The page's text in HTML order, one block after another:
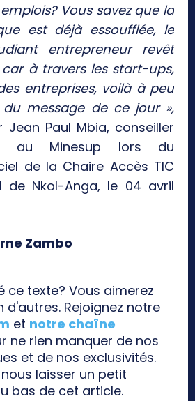
Vous savez que la
est déjà essoufflée, le
entrepreneur revêt
à travers les start-ups,
entreprises, voilà à peu
du message de ce jour »,
Paul Mbia, conseiller
au Minesup lors du
de la Chaire Accès TIC
de Nkol-Anga, le 04 avril
Zambo
ce texte? Vous aimerez
d'autres. Rejoignez notre
et notre chaîne
ne rien manquer de nos
et de nos exclusivités.
laisser un petit
bas de cet article.